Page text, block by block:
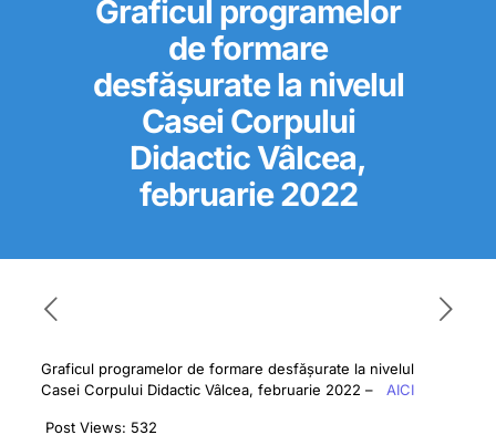
Graficul programelor
de formare
desfășurate la nivelul
Casei Corpului
Didactic Vâlcea,
februarie 2022
Graficul programelor de formare desfășurate la nivelul
Casei Corpului Didactic Vâlcea, februarie 2022 – AICI
Post Views: 532